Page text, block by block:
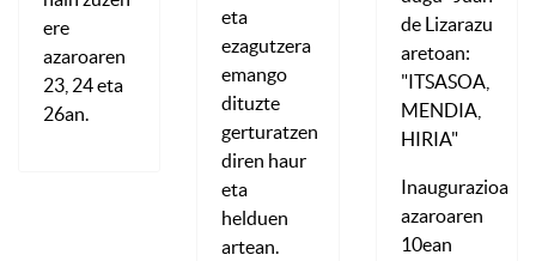
ere
azaroaren
23, 24 eta
26an.
eta
ezagutzera
emango
dituzte
gerturatzen
diren haur
eta
helduen
artean.
de Lizarazu
aretoan:
"ITSASOA,
MENDIA,
HIRIA"
Inaugurazioa
azaroaren
10ean